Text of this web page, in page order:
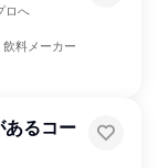
ロへ
料メーカー
あるコー